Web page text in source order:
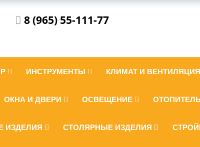
8 (965) 55-111-77
ИНСТРУМЕНТЫ КЛИМАТ И ВЕНТИЛЯЦИЯ
ОКНА И ДВЕРИ ОСВЕЩЕНИЕ
ИЗДЕЛИЯ СТОЛЯРНЫЕ ИЗДЕЛИЯ